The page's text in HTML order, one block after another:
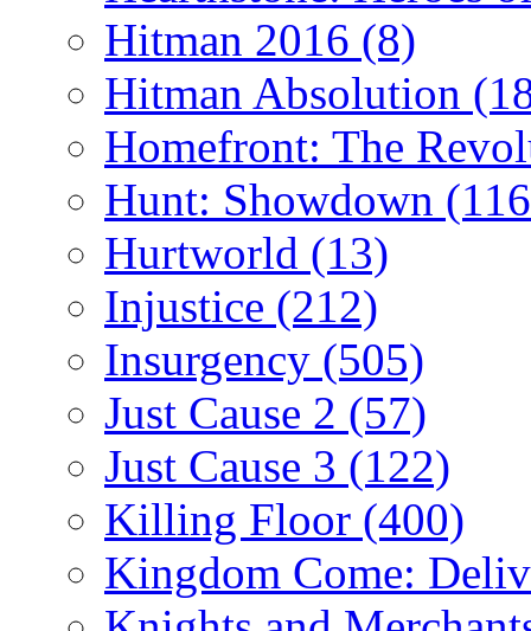
Hitman 2016 (8)
Hitman Absolution
Homefront: The
Hunt: Showdown
Hurtworld (13)
Injustice (212)
Insurgency (505)
Just Cause 2 (57)
Just Cause 3 (122)
Killing Floor (400)
Kingdom Come: